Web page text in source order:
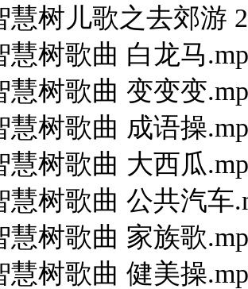
慧树儿歌之去郊游
慧树歌曲 白龙马
慧树歌曲 变变变
慧树歌曲 成语操
慧树歌曲 大西瓜
慧树歌曲 公共汽车
慧树歌曲 家族歌
慧树歌曲 健美操